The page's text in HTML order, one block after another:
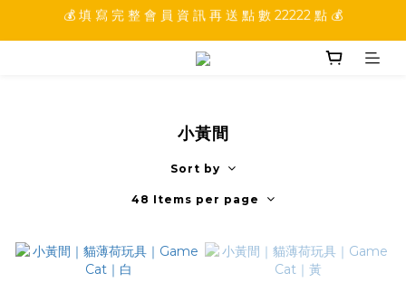
💰 加 入 會 員 就 送 你 10 元 購 物 金 💰
💰 加 入 會 員 就 送 你 10 元 購 物 金 💰
小黃間
Sort by
48 Items per page